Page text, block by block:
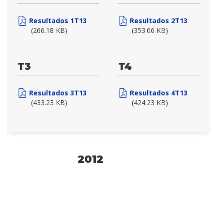
Resultados 1T13
(266.18 KB)
Resultados 2T13
(353.06 KB)
T3
Resultados 3T13
(433.23 KB)
T4
Resultados 4T13
(424.23 KB)
2012